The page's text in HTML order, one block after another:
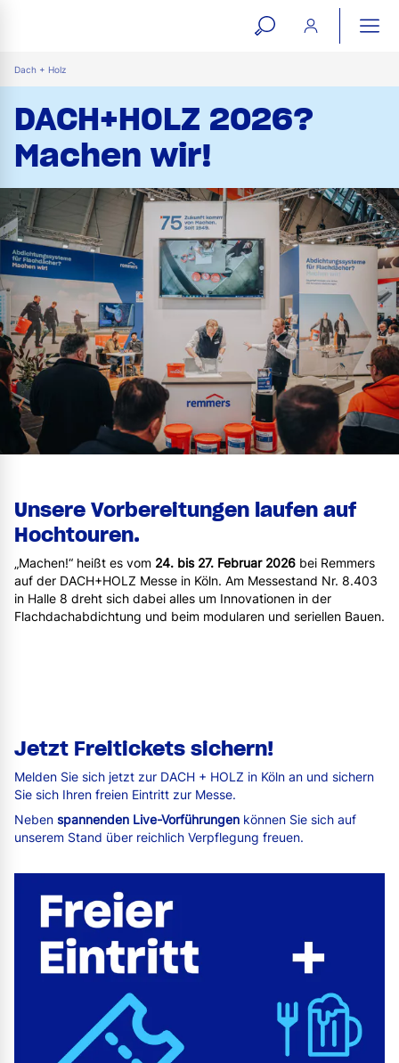
open
Dach + Holz
DACH+HOLZ 2026?
Machen wir!
Unsere Vorbereitungen laufen auf
Hochtouren.
„Machen!“ heißt es vom 24. bis 27. Februar 2026 bei Remmers
auf der DACH+HOLZ Messe in Köln. Am Messestand Nr. 8.403
in Halle 8 dreht sich dabei alles um Innovationen in der
Flachdachabdichtung und beim modularen und seriellen Bauen.
Jetzt Freitickets sichern!
Melden Sie sich jetzt zur DACH + HOLZ in Köln an und sichern
Sie sich Ihren freien Eintritt zur Messe.
Neben spannenden Live-Vorführungen können Sie sich auf
unserem Stand über reichlich Verpflegung freuen.